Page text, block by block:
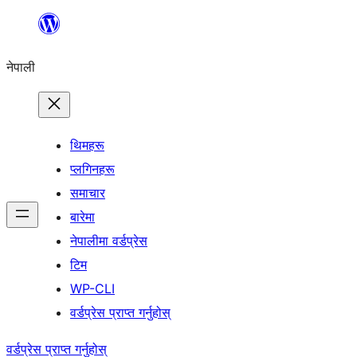
सामग्रीमा
नेपाली
थिमहरू
प्लगिनहरू
समाचार
बारेमा
नेपालीमा वर्डप्रेस
टिम
WP-CLI
वर्डप्रेस प्राप्त गर्नुहोस्
वर्डप्रेस प्राप्त गर्नुहोस्